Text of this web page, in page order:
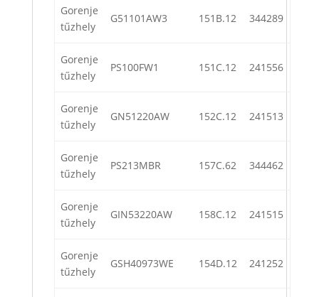
Gorenje
tűzhely
G51101AW3 151B.12 344289
Gorenje
tűzhely
PS100FW1 151C.12 241556
Gorenje
tűzhely
GN51220AW 152C.12 241513
Gorenje
tűzhely
PS213MBR 157C.62 344462
Gorenje
tűzhely
GIN53220AW 158C.12 241515
Gorenje
tűzhely
GSH40973WE 154D.12 241252